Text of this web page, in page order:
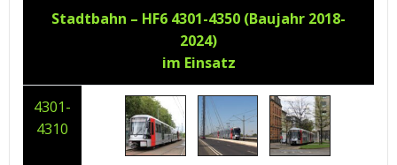
Stadtbahn – HF6 4301-4350 (Baujahr 2018-
2024)
im Einsatz
4301-
4310